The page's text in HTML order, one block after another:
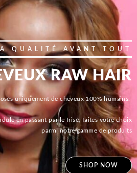
QUALITÉ AVANT TOUT
RAW HAIR
uniquement de cheveux 100% humains.
en passant par le frisé, faites votre choix
parmi notre gamme de produits
SHOP NOW